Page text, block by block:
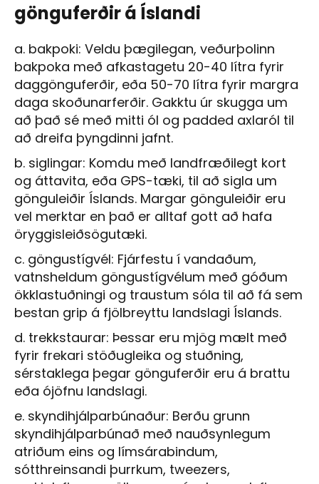
gönguferðir á Íslandi
a. bakpoki: Veldu þægilegan, veðurþolinn
bakpoka með afkastagetu 20-40 lítra fyrir
daggönguferðir, eða 50-70 lítra fyrir margra
daga skoðunarferðir. Gakktu úr skugga um
að það sé með mitti ól og padded axlaról til
að dreifa þyngdinni jafnt.
b. siglingar: Komdu með landfræðilegt kort
og áttavita, eða GPS-tæki, til að sigla um
gönguleiðir Íslands. Margar gönguleiðir eru
vel merktar en það er alltaf gott að hafa
öryggisleiðsögutæki.
c. göngustígvél: Fjárfestu í vandaðum,
vatnsheldum göngustígvélum með góðum
ökklastuðningi og traustum sóla til að fá sem
bestan grip á fjölbreyttu landslagi Íslands.
d. trekkstaurar: Þessar eru mjög mælt með
fyrir frekari stöðugleika og stuðning,
sérstaklega þegar gönguferðir eru á brattu
eða ójöfnu landslagi.
e. skyndihjálparbúnaður: Berðu grunn
skyndihjálparbúnað með nauðsynlegum
atriðum eins og límsárabindum,
sótthreinsandi þurrkum, tweezers,